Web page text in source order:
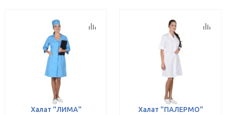
Халат "ЛИМА"
Халат "ПАЛЕРМО"